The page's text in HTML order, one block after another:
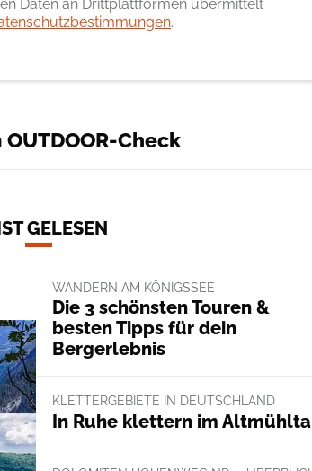
Daten an Drittplattformen übermittelt
.
Check
GELESEN
WANDERN AM KÖNIGSSEE
Die 3 schönsten Touren &
besten Tipps für dein
Bergerlebnis
KLETTERGEBIETE IN DEUTSCHLAND
In Ruhe klettern im